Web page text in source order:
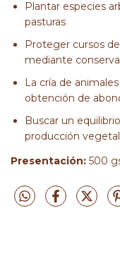
Plantar especies
pasturas
Proteger cursos
mediante
La cría de
obtención de
Buscar un
producción
Presentación: 500